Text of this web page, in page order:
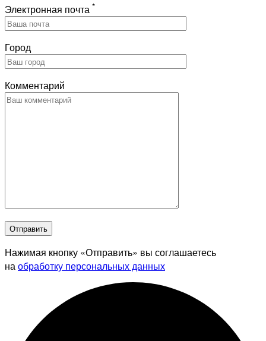
Электронная почта *
Город
Комментарий
Отправить
Нажимая кнопку «Отправить» вы соглашаетесь
наобработку персональных данных